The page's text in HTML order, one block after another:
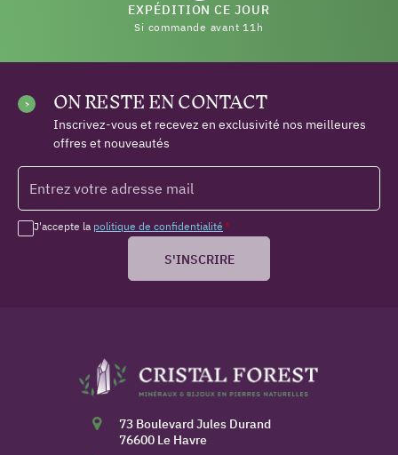
EXPÉDITION CE JOUR
Si commande avant 11h
ON RESTE EN CONTACT
Inscrivez-vous et recevez en exclusivité nos meilleures
offres et nouveautés
J'accepte la politique de confidentialité *
S'INSCRIRE
73 Boulevard Jules Durand
76600 Le Havre